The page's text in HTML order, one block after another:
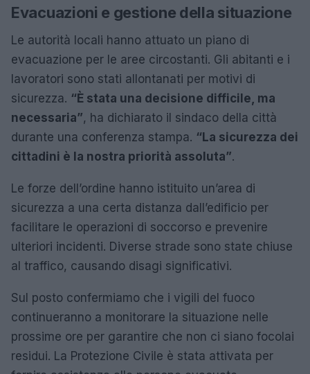
Evacuazioni e gestione della situazione
Le autorità locali hanno attuato un piano di
evacuazione per le aree circostanti. Gli abitanti e i
lavoratori sono stati allontanati per motivi di
sicurezza. “È stata una decisione difficile, ma
necessaria”, ha dichiarato il sindaco della città
durante una conferenza stampa. “La sicurezza dei
cittadini è la nostra priorità assoluta”.
Le forze dell’ordine hanno istituito un’area di
sicurezza a una certa distanza dall’edificio per
facilitare le operazioni di soccorso e prevenire
ulteriori incidenti. Diverse strade sono state chiuse
al traffico, causando disagi significativi.
Sul posto confermiamo che i vigili del fuoco
continueranno a monitorare la situazione nelle
prossime ore per garantire che non ci siano focolai
residui. La Protezione Civile è stata attivata per